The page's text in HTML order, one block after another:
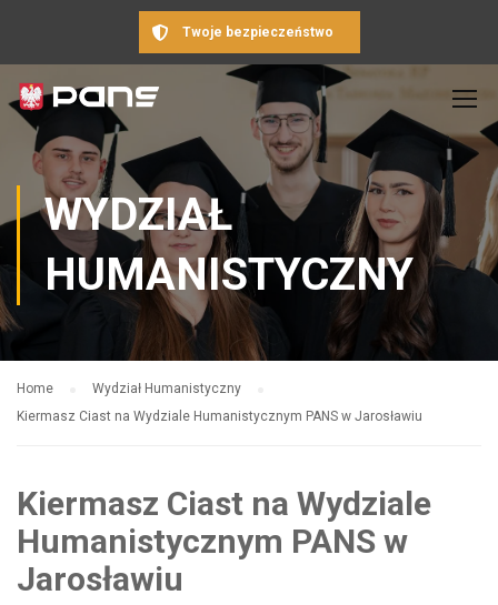
Twoje bezpieczeństwo
WYDZIAŁ
HUMANISTYCZNY
Home
Wydział Humanistyczny
Kiermasz Ciast na Wydziale Humanistycznym PANS w Jarosławiu
Kiermasz Ciast na Wydziale
Humanistycznym PANS w
Jarosławiu